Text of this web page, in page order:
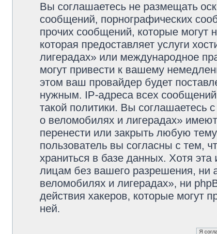
Вы соглашаетесь не размещать
сообщений, порнографических
прочих сообщений, которые могут
которая предоставляет услуги
лигерадах» или международное
могут привести к вашему
этом ваш провайдер будет
нужным. IP-адреса всех
такой политики. Вы
о веломобилях и лигерадах»
перенести или закрыть любую
пользователь вы согласны с тем,
храниться в базе данных. Хотя
лицам без вашего разрешения, ни
веломобилях и лигерадах», ни
действия хакеров, которые могут
ней.